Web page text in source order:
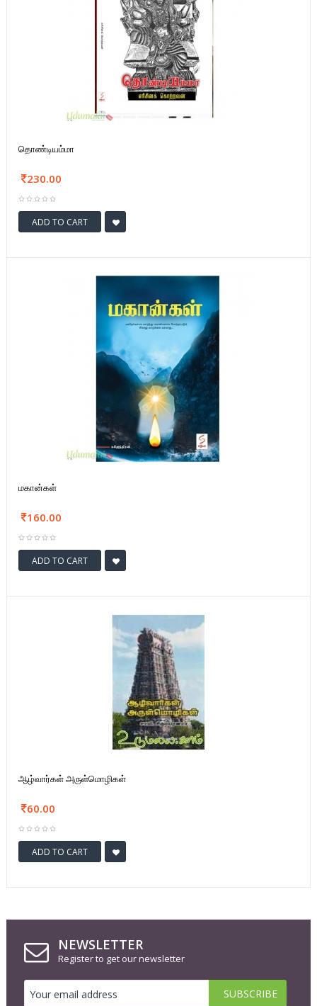
தொண்டியம்மா
230.00
ADD TO CART
மகான்கள்
160.00
ADD TO CART
ஆழ்வார்கள் அருள்மொழிகள்
60.00
ADD TO CART
NEWSLETTER
Register to get our newsletter